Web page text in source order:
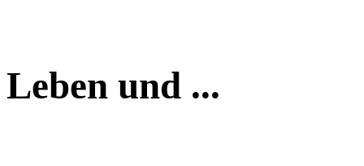
Leben und ...